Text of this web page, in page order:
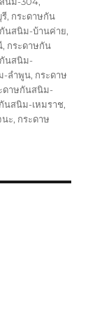
, กระดาษกัน
นสนิม-บ้านค่าย,
, กระดาษกัน
นสนิม-
-ลำพูน, กระดาษ
ดาษกันสนิม-
นสนิม-เหมราช,
ะ, กระดาษ